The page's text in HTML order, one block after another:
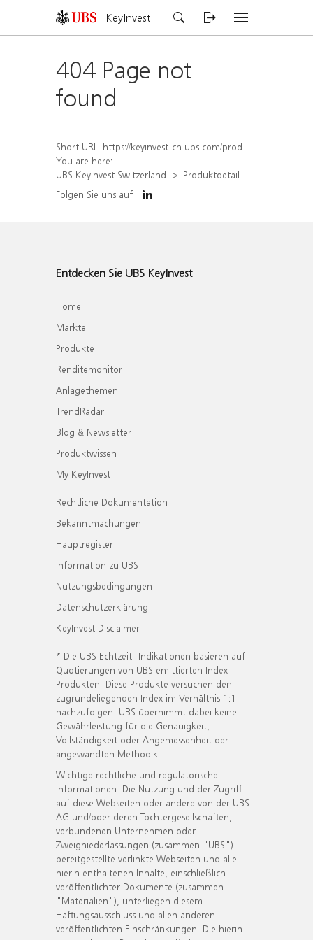
KeyInvest
404 Page not
found
Short URL: https://keyinvest-ch.ubs.com/produkt/detail/index/isin/CH1581941957
You are here:
UBS KeyInvest Switzerland
Produktdetail
Folgen Sie uns auf
Entdecken Sie UBS KeyInvest
Home
Märkte
Produkte
Renditemonitor
Anlagethemen
TrendRadar
Blog & Newsletter
Produktwissen
My KeyInvest
Rechtliche Dokumentation
Bekanntmachungen
Hauptregister
Information zu UBS
Nutzungsbedingungen
Datenschutzerklärung
KeyInvest Disclaimer
* Die UBS Echtzeit- Indikationen basieren auf
Quotierungen von UBS emittierten Index-
Produkten. Diese Produkte versuchen den
zugrundeliegenden Index im Verhältnis 1:1
nachzufolgen. UBS übernimmt dabei keine
Gewährleistung für die Genauigkeit,
Vollständigkeit oder Angemessenheit der
angewandten Methodik.
Wichtige rechtliche und regulatorische
Informationen. Die Nutzung und der Zugriff
auf diese Webseiten oder andere von der UBS
AG und/oder deren Tochtergesellschaften,
verbundenen Unternehmen oder
Zweigniederlassungen (zusammen "UBS")
bereitgestellte verlinkte Webseiten und alle
hierin enthaltenen Inhalte, einschließlich
veröffentlichter Dokumente (zusammen
"Materialien"), unterliegen diesem
Haftungsausschluss und allen anderen
veröffentlichten Einschränkungen. Die hierin